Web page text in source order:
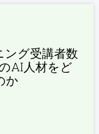
ング受講者数
AI人材をど
か